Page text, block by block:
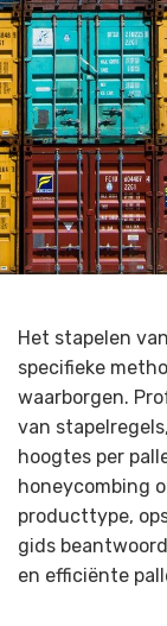
Het stapelen
specifieke
waarborgen.
van
hoogtes per
honeycombing
producttype,
gids
en efficiënte